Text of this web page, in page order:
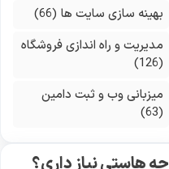
بهینه سازی سایت ها(66)
مدیریت و راه اندازی فروشگاه
میزبانی وب و ثبت دامین
چه هاستی نیاز داری؟